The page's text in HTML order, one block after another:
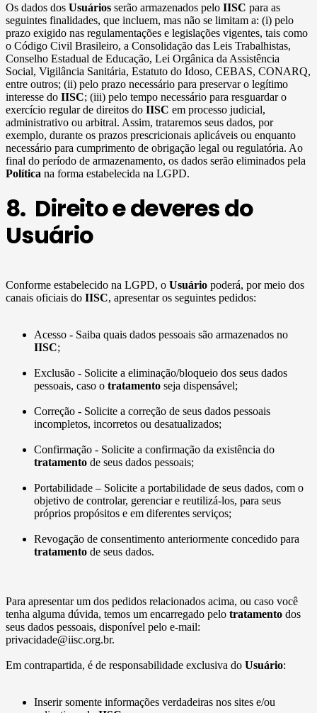
Os dados dos Usuários serão armazenados pelo IISC para as
seguintes finalidades, que incluem, mas não se limitam a: (i) pelo
prazo exigido nas regulamentações e legislações vigentes, tais como
o Código Civil Brasileiro, a Consolidação das Leis Trabalhistas,
Conselho Estadual de Educação, Lei Orgânica da Assistência
Social, Vigilância Sanitária, Estatuto do Idoso, CEBAS, CONARQ,
entre outros; (ii) pelo prazo necessário para preservar o legítimo
interesse do IISC; (iii) pelo tempo necessário para resguardar o
exercício regular de direitos do IISC em processo judicial,
administrativo ou arbitral. Assim, trataremos seus dados, por
exemplo, durante os prazos prescricionais aplicáveis ou enquanto
necessário para cumprimento de obrigação legal ou regulatória. Ao
final do período de armazenamento, os dados serão eliminados pela
Política na forma estabelecida na LGPD.
8. Direito e deveres do
Usuário
Conforme estabelecido na LGPD, o Usuário poderá, por meio dos
canais oficiais do IISC, apresentar os seguintes pedidos:
Acesso - Saiba quais dados pessoais são armazenados no
IISC;
Exclusão - Solicite a eliminação/bloqueio dos seus dados
pessoais, caso o tratamento seja dispensável;
Correção - Solicite a correção de seus dados pessoais
incompletos, incorretos ou desatualizados;
Confirmação - Solicite a confirmação da existência do
tratamento de seus dados pessoais;
Portabilidade – Solicite a portabilidade de seus dados, com o
objetivo de controlar, gerenciar e reutilizá-los, para seus
próprios propósitos e em diferentes serviços;
Revogação de consentimento anteriormente concedido para
tratamento de seus dados.
Para apresentar um dos pedidos relacionados acima, ou caso você
tenha alguma dúvida, temos um encarregado pelo tratamento dos
seus dados pessoais, disponível pelo e-mail:
privacidade@iisc.org.br.
Em contrapartida, é de responsabilidade exclusiva do Usuário:
Inserir somente informações verdadeiras nos sites e/ou